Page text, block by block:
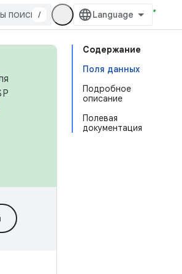
/
Содержание
Поля данных
Подробное
описание
Полевая
документация